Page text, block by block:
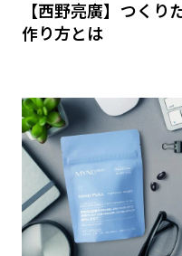
【西野亮廣】つくり
作り方とは